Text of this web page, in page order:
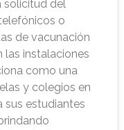
solicitud del
o
de vacunación
las instalaciones
como una
y colegios en
sus estudiantes